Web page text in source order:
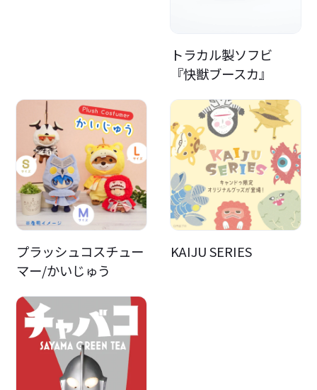
トラカル製ソフビ
『快獣ブースカ』
プラッシュコスチュー
マー/かいじゅう
KAIJU SERIES